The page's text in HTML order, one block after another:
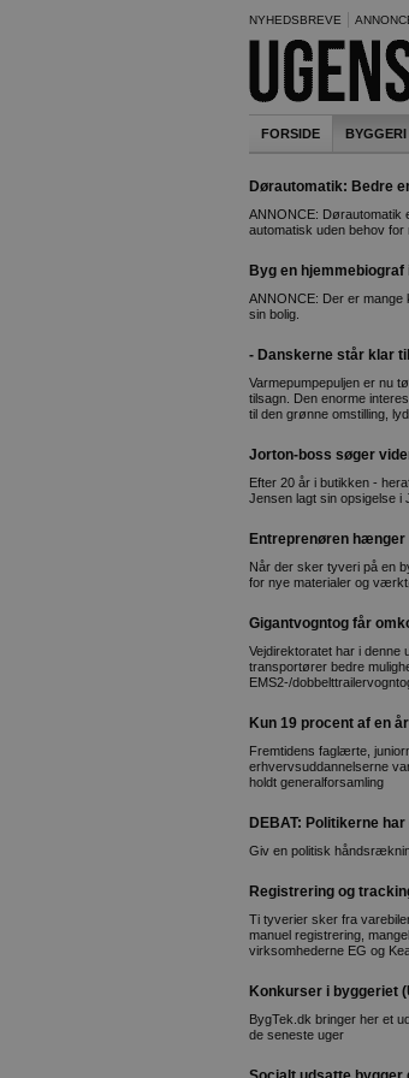
NYHEDSBREVE
FORSIDE BYGGERI
Dørautomatik: Bedre
ANNONCE: Dørautomatik
automatisk uden behov for
Byg en hjemmebiograf
ANNONCE: Der er mange
sin bolig.
- Danskerne står klar
Varmepumpepuljen er nu
tilsagn. Den enorme
til den grønne omstilling,
Jorton-boss søger
Efter 20 år i butikken -
Jensen lagt sin opsigelse i
Entreprenøren
Når der sker tyveri på en
for nye materialer og
Gigantvogntog får
Vejdirektoratet har i denne
transportører bedre
EMS2-/
Kun 19 procent af en
Fremtidens faglærte,
erhvervsuddannelserne
holdt generalforsamling
DEBAT: Politikerne
Giv en politisk
Registrering og
Ti tyverier sker fra
manuel registrering,
virksomhederne EG og
Konkurser i byggeriet
BygTek.dk bringer her et
de seneste uger